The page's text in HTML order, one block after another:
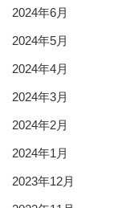
2024年6月
2024年5月
2024年4月
2024年3月
2024年2月
2024年1月
2023年12月